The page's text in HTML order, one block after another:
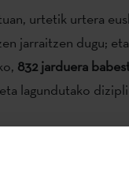
urtetik urtera
jarraitzen dugu;
832 jarduera
lagundutako